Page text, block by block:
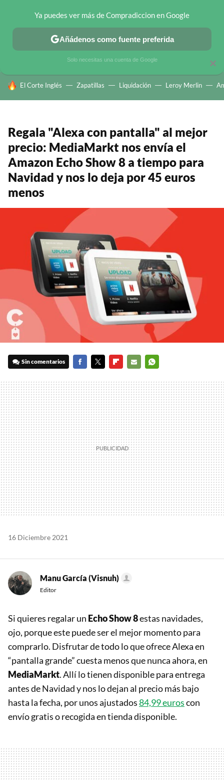
CHOLLOS TELEGRAM OFERTAS EN MÓVILES OFERTAS EN
HOY SE HABLA DE
El Corte Inglés Zapatillas Liquidación Leroy Merlin
Regala "Alexa con pantalla" al mejor
precio: MediaMarkt nos envía el
Amazon Echo Show 8 a tiempo para
Navidad y nos lo deja por 45 euros
menos
Sin comentarios
MAIL
16 Diciembre 2021
Manu García (Visnuh)
Editor
Si quieres regalar un Echo Show 8estas navidades,
ojo, porque este puede ser el mejor momento para
comprarlo. Disfrutar de todo lo que ofrece Alexa en
“pantalla grande” cuesta menos que nunca ahora, en
MediaMarkt. Allí lo tienen disponible para entrega
antes de Navidad y nos lo dejan al precio más bajo
hasta la fecha, por unos ajustados84,99 euroscon
envío gratis o recogida en tienda disponible.
×
Ya puedes ver más de Compradiccion en Google
Añádenos como fuente preferida
Solo necesitas una cuenta de Google